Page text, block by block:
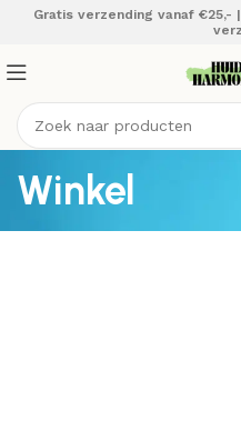
Gratis verzending vanaf €25,-
Winkel